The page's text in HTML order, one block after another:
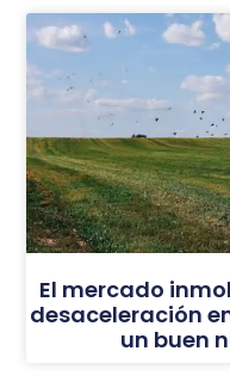
El mercado
desaceleración
un buen